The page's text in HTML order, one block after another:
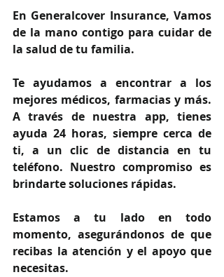
En Generalcover Insurance, Vamos
de la mano contigo para cuidar de
la salud de tu familia.
Te ayudamos a encontrar a los
mejores médicos, farmacias y más.
A través de nuestra app, tienes
ayuda 24 horas, siempre cerca de
ti, a un clic de distancia en tu
teléfono. Nuestro compromiso es
brindarte soluciones rápidas.
Estamos a tu lado en todo
momento, asegurándonos de que
recibas la atención y el apoyo que
necesitas.